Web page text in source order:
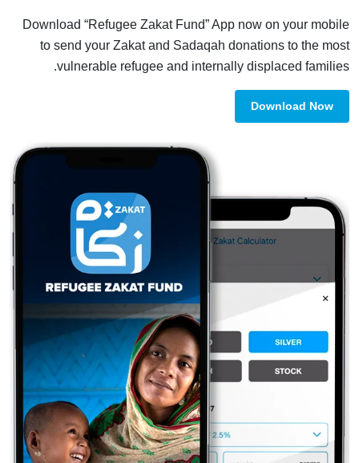
Download “Refugee Zakat Fund” App now on your mobile
to send your Zakat and Sadaqah donations to the most
vulnerable refugee and internally displaced families.
Download Now